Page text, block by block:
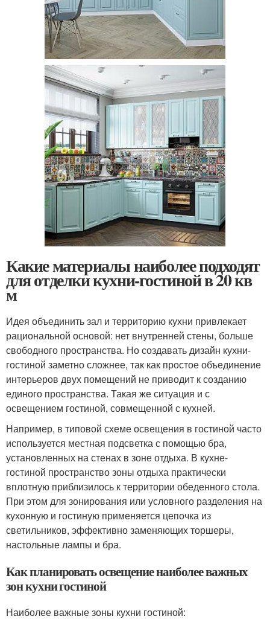
Какие материалы наиболее подходят
для отделки кухни-гостиной в 20 кв
м
Идея объединить зал и территорию кухни привлекает
рациональной основой: нет внутренней стены, больше
свободного пространства. Но создавать дизайн кухни-
гостиной заметно сложнее, так как простое объединение
интерьеров двух помещений не приводит к созданию
единого пространства. Такая же ситуация и с
освещением гостиной, совмещенной с кухней.
Например, в типовой схеме освещения в гостиной часто
используется местная подсветка с помощью бра,
установленных на стенах в зоне отдыха. В кухне-
гостиной пространство зоны отдыха практически
вплотную приблизилось к территории обеденного стола.
При этом для зонирования или условного разделения на
кухонную и гостиную применяется цепочка из
светильников, эффективно заменяющих торшеры,
настольные лампы и бра.
Как планировать освещение наиболее важных
зон кухни гостиной
Наиболее важные зоны кухни гостиной: